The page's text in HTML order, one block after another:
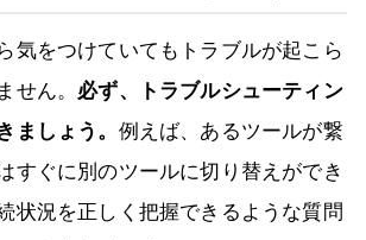
気をつけていてもトラブルが起こら
せん。 必ず、トラブルシューティン
ましょう。 例えば、あるツールが繋
すぐに別のツールに切り替えができ
状況を正しく把握できるような質問